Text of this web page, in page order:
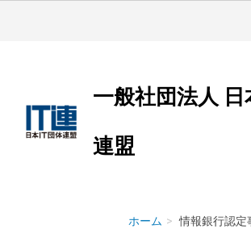
一般社団法人
連盟
ホーム 情報銀行認定